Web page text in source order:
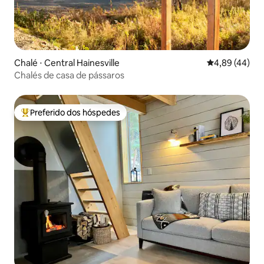
Chalé ⋅ Central Hainesville 4,89 de uma
4,89 (44)
Chalés de casa de pássaros
Entre os melhores preferidos dos hóspedes
Preferido dos hóspedes